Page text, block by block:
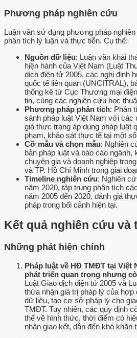
Phương pháp nghiên cứu
Luận văn sử dụng phương pháp
phân tích lý luận và thực tiễn. Cụ thể:
Nguồn dữ liệu: Luận văn khai
hiện hành của Việt Nam (Luật
dịch điện tử 2005, các nghị định
quốc tế liên quan (UNCITRAL),
thống kê từ Cục Thương mại
tin, cùng các nghiên cứu học
Phương pháp phân tích: Phân
sánh pháp luật Việt Nam với các
giá thực trạng áp dụng pháp luật
phạm, khảo sát thực tế tại một
Cỡ mẫu và chọn mẫu: Nghiên
bản pháp luật và báo cáo
chuyên gia và doanh nghiệp
và TP. Hồ Chí Minh trong giai
Timeline nghiên cứu: Nghiên
năm 2020, tập trung phân tích
năm 2005 đến 2020, đánh giá
pháp trong bối cảnh hiện tại.
Kết quả nghiên cứu và
Những phát hiện chính
Pháp luật về HĐ TMĐT tại Việt
phát triển quan trọng nhưng
Luật Giao dịch điện tử 2005 và
thừa nhận giá trị pháp lý của hợp
dữ liệu, tạo cơ sở pháp lý cho
TMĐT. Tuy nhiên, các quy định
thể về hình thức, thời điểm có
nhận giao kết, dẫn đến khó khăn